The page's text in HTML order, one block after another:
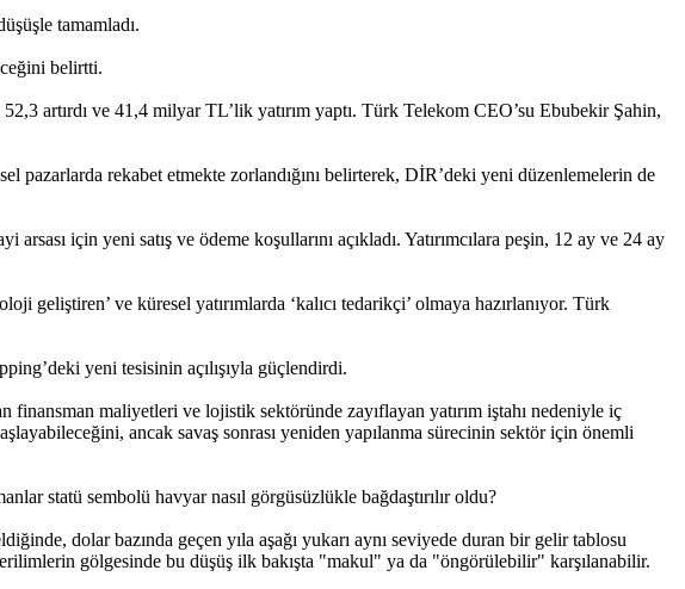
tamamladı.
belirtti.
artırdı ve 41,4 milyar TL’lik yatırım yaptı. Türk Telekom CEO’su Ebubekir Şahin,
rekabet etmekte zorlandığını belirterek, DİR’deki yeni düzenlemelerin de
için yeni satış ve ödeme ko­şullarını açıkladı. Yatırım­cılara peşin, 12 ay ve 24 ay
ve küresel yatırımlarda ‘kalıcı tedarikçi’ olmaya hazırlanıyor. Türk
yeni tesisinin açılışıy­la güçlendirdi.
finansman maliyetleri ve lojistik sektöründe zayıflayan yatırım iştahı nedeniyle iç
ancak savaş sonrası yeniden yapılanma sürecinin sektör için önemli
statü sembolü havyar nasıl görgüsüzlükle bağdaştırılır oldu?
dolar bazında geçen yıla aşağı yukarı aynı seviyede duran bir gelir tablosu
gölgesinde bu düşüş ilk bakışta "makul" ya da "öngörülebilir" karşılanabilir.